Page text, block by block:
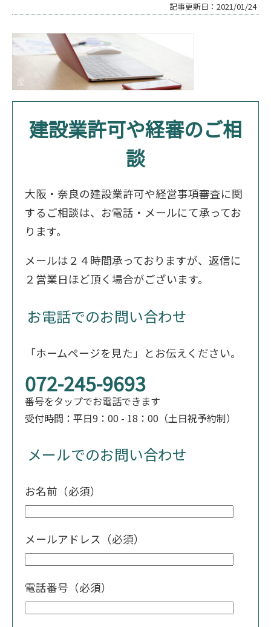
記事更新日： 2021/01/24
建設業許可や経審のご相
談
大阪・奈良の建設業許可や経営事項審査に関
するご相談は、お電話・メールにて承ってお
ります。
メールは２４時間承っておりますが、返信に
２営業日ほど頂く場合がございます。
お電話でのお問い合わせ
「ホームページを見た」とお伝えください。
072-245-9693
番号をタップでお電話できます
受付時間：平日9：00 - 18：00（土日祝予約制）
メールでのお問い合わせ
お名前（必須）
メールアドレス（必須）
電話番号（必須）